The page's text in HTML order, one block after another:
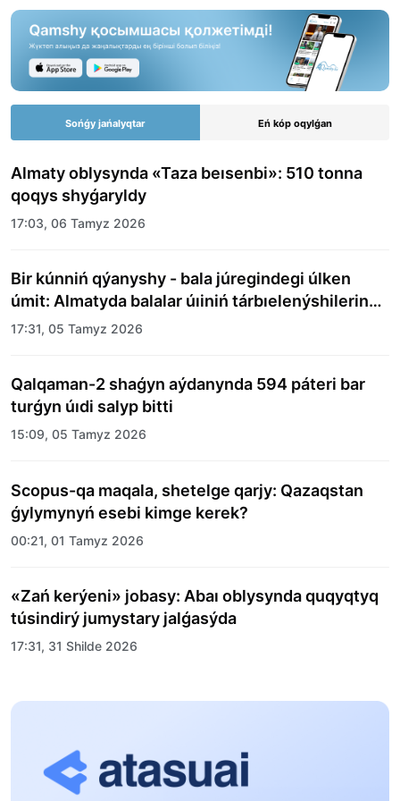
Sońǵy jańalyqtar Eń kóp oqylǵan
Almaty oblysynda «Taza beısenbi»: 510 tonna
qoqys shyǵaryldy
17:03, 06 Tamyz 2026
Bir kúnniń qýanyshy - bala júregindegi úlken
úmit: Almatyda balalar úıiniń tárbıelenýshilerine
merekelik kún uıymdastyryldy
17:31, 05 Tamyz 2026
Qalqaman-2 shaǵyn aýdanynda 594 páteri bar
turǵyn úıdi salyp bitti
15:09, 05 Tamyz 2026
Scopus-qa maqala, shetelge qarjy: Qazaqstan
ǵylymynyń esebi kimge kerek?
00:21, 01 Tamyz 2026
«Zań kerýeni» jobasy: Abaı oblysynda quqyqtyq
túsindirý jumystary jalǵasýda
17:31, 31 Shilde 2026
Halyqaralyq «Formýla-1 H2O» jarysyn Qonaev
13:13, 30 Shilde 2026